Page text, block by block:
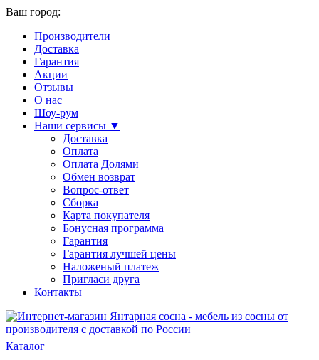
Ваш город:
Производители
Доставка
Гарантия
Акции
Отзывы
О нас
Шоу-рум
Наши сервисы ▼
Доставка
Оплата
Оплата Долями
Обмен возврат
Вопрос-ответ
Сборка
Карта покупателя
Бонусная программа
Гарантия
Гарантия лучшей цены
Наложеный платеж
Пригласи друга
Контакты
Каталог